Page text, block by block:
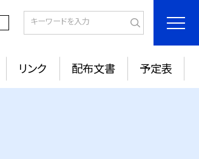
リンク 配布文書 予定表